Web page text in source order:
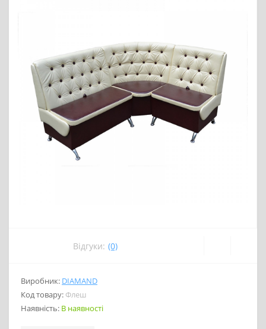
Відгуки: (0)
Виробник: DIAMAND
Код товару: Флеш
Наявність: В наявності